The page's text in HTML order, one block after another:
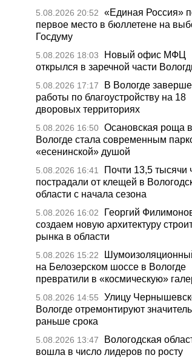
5.08.2026 20:52
«Единая Россия»
первое место в бюллетене на
Госдуму
5.08.2026 18:03
Новый офис МФЦ
открылся в заречной части
5.08.2026 17:17
В Вологде
работы по благоустройству на 18
дворовых территориях
5.08.2026 16:50 Осановская роща в
Вологде стала современным
«есенинской» душой
5.08.2026 16:41
Почти 13,5 тысячи
пострадали от клещей в
области с начала сезона
5.08.2026 16:02
Георгий
создаем новую архитектуру
рынка в области
5.08.2026 15:22
на Белозерском шоссе в Вологде
превратили в «космическую»
5.08.2026 14:55
Улицу
Вологде отремонтируют
раньше срока
5.08.2026 13:47
Вологодская
вошла в число лидеров по росту